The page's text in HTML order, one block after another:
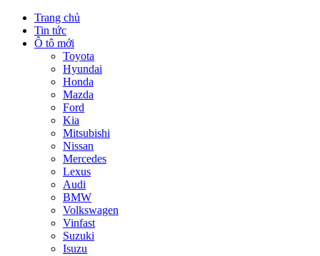
Trang chủ
Tin tức
Ô tô mới
Toyota
Hyundai
Honda
Mazda
Ford
Kia
Mitsubishi
Nissan
Mercedes
Lexus
Audi
BMW
Volkswagen
Vinfast
Suzuki
Isuzu